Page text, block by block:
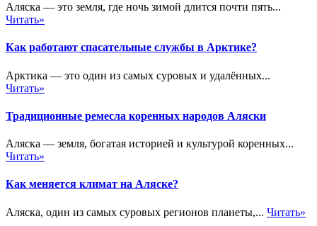
Аляска — это земля, где ночь зимой длится почти пять...
Читать»
Как работают спасательные службы в Арктике?
Арктика — это один из самых суровых и удалённых...
Читать»
Традиционные ремесла коренных народов Аляски
Аляска — земля, богатая историей и культурой коренных...
Читать»
Как меняется климат на Аляске?
Аляска, один из самых суровых регионов планеты,... Читать»